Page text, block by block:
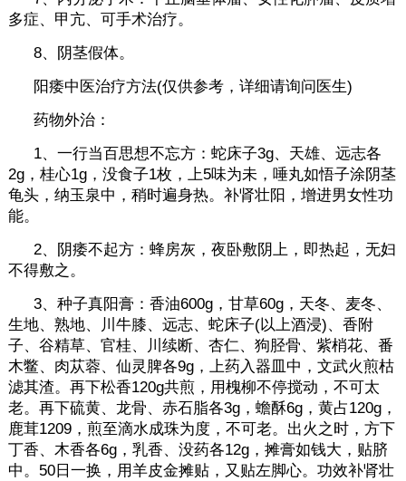
多症、甲亢、可手术治疗。
8、阴茎假体。
阳痿中医治疗方法(仅供参考，详细请询问医生)
药物外治：
1、一行当百思想不忘方：蛇床子3g、天雄、远志各
2g，桂心1g，没食子1枚，上5味为未，唾丸如悟子涂阴茎
龟头，纳玉泉中，稍时遍身热。补肾壮阳，增进男女性功
能。
2、阴痿不起方：蜂房灰，夜卧敷阴上，即热起，无妇
不得敷之。
3、种子真阳膏：香油600g，甘草60g，天冬、麦冬、
生地、熟地、川牛膝、远志、蛇床子(以上酒浸)、香附
子、谷精草、官桂、川续断、杏仁、狗胫骨、紫梢花、番
木鳖、肉苁蓉、仙灵脾各9g，上药入器皿中，文武火煎枯
滤其渣。再下松香120g共煎，用槐柳不停搅动，不可太
老。再下硫黄、龙骨、赤石脂各3g，蟾酥6g，黄占120g，
鹿茸1209，煎至滴水成珠为度，不可老。出火之时，方下
丁香、木香各6g，乳香、没药各12g，摊膏如钱大，贴脐
中。50日一换，用羊皮金摊贴，又贴左脚心。功效补肾壮